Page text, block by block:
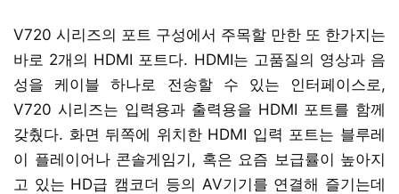
V720 시리즈의 포트 구성에서 주목할 만한 또 한가지는
바로 2개의 HDMI 포트다. HDMI는 고품질의 영상과 음
성을 케이블 하나로 전송할 수 있는 인터페이스로,
V720 시리즈는 입력용과 출력용을 HDMI 포트를 함께
갖췄다. 화면 뒤쪽에 위치한 HDMI 입력 포트는 블루레
이 플레이어나 콘솔게임기, 혹은 요즘 보급률이 높아지
고 있는 HD급 캠코더 등의 AV기기를 연결해 즐기는데